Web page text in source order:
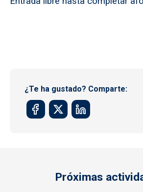
¿Te ha gustado? Comparte:
Próximas